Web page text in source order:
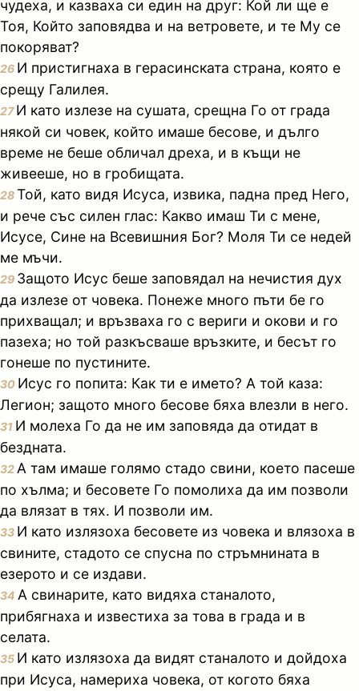
чудеха, и казваха си един на друг: Кой ли ще е
Тоя, Който заповядва и на ветровете, и те Му се
покоряват?
26 И пристигнаха в герасинската страна, която е
срещу Галилея.
27И като излезе на сушата, срещна Го от града
някой си човек, който имаше бесове, и дълго
време не беше обличал дреха, и в къщи не
живееше, но в гробищата.
28Той, като видя Исуса, извика, падна пред Него,
и рече със силен глас: Какво имаш Ти с мене,
Исусе, Сине на Всевишния Бог? Моля Ти се недей
ме мъчи.
29 Защото Исус беше заповядал на нечистия дух
да излезе от човека. Понеже много пъти бе го
прихващал; и връзваха го с вериги и окови и го
пазеха; но той разкъсваше връзките, и бесът го
гонеше по пустините.
30 Исус го попита: Как ти е името? А той каза:
Легион; защото много бесове бяха влезли в него.
31 И молеха Го да не им заповяда да отидат в
бездната.
32 А там имаше голямо стадо свини, което пасеше
по хълма; и бесовете Го помолиха да им позволи
да влязат в тях. И позволи им.
33 И като излязоха бесовете из човека и влязоха в
свините, стадото се спусна по стръмнината в
езерото и се издави.
34 А свинарите, като видяха станалото,
прибягнаха и известиха за това в града и в
селата.
35 И като излязоха да видят станалото и дойдоха
при Исуса, намериха човека, от когото бяха